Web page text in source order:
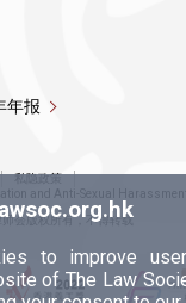
to improve
of The Law
年报
私隐政策
and Anti-Sexual Harassment
会版权所有，不得转载